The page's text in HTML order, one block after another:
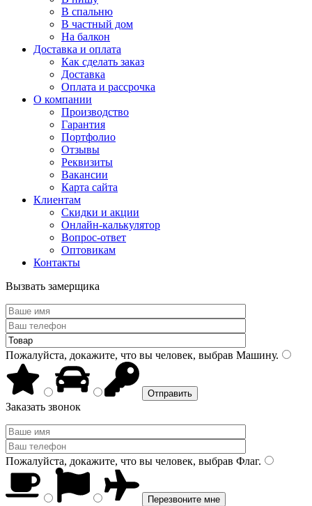
В спальню
В частный дом
На балкон
Доставка и оплата
Как сделать заказ
Доставка
Оплата и рассрочка
О компании
Производство
Гарантия
Портфолио
Отзывы
Реквизиты
Вакансии
Карта сайта
Клиентам
Скидки и акции
Онлайн-калькулятор
Вопрос-ответ
Оптовикам
Контакты
Вызвать замерщика
Пожалуйста, докажите, что вы человек, выбрав Машину.
Заказать звонок
Пожалуйста, докажите, что вы человек, выбрав Флаг.